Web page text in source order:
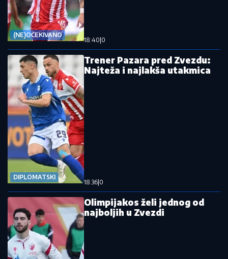
(NE)OČEKIVANO
18:40 0
DIPLOMATSKI
Trener Pazara pred Zvezdu:
Najteža i najlakša utakmica
18:36 0
Olimpijakos želi jednog od
najboljih u Zvezdi